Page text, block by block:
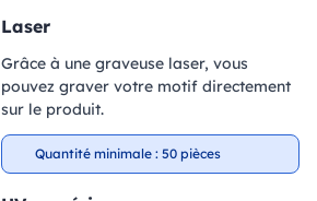
Laser
Grâce à une graveuse laser, vous
pouvez graver votre motif directement
sur le produit.
Quantité minimale : 50 pièces